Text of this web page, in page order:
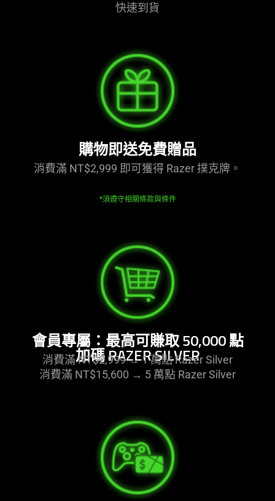
快速到貨
購物即送免費贈品
消費滿 NT$2,999 即可獲得 Razer 撲克牌。
*須遵守相關條款與條件
會員專屬：最高可賺取 50,000 點
加碼 RAZER SILVER
消費滿 NT$2,999 → 1 萬點 Razer Silver
消費滿 NT$15,600 → 5 萬點 Razer Silver